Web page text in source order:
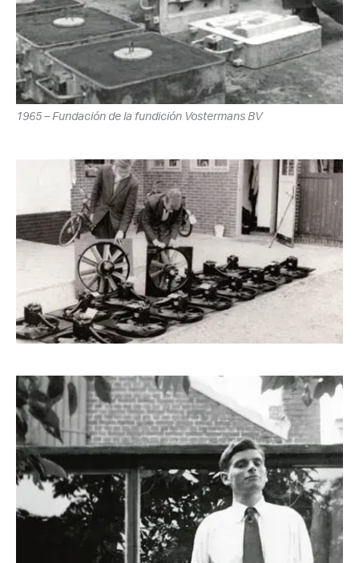
1965 – Fundación de la fundición Vostermans BV